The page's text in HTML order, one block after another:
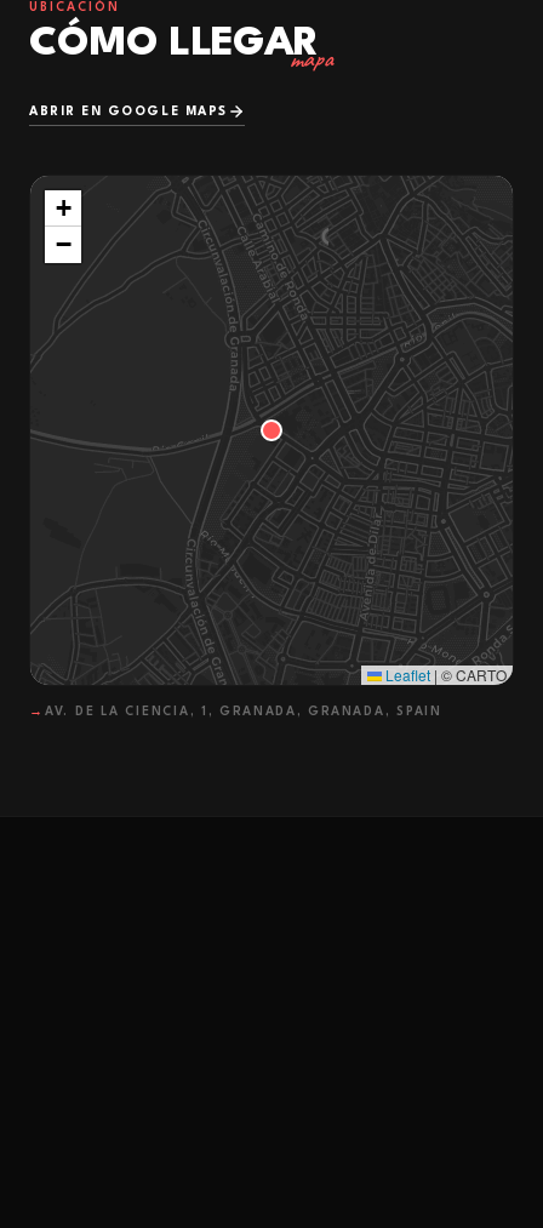
UBICACIÓN
CÓMO LLEGAR
mapa
ABRIR EN GOOGLE MAPS
+
−
Leaflet | © CARTO
→ AV. DE LA CIENCIA, 1, GRANADA, GRANADA, SPAIN